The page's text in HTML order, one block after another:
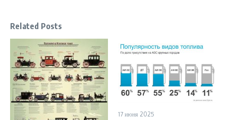
Related Posts
17 июня 2025